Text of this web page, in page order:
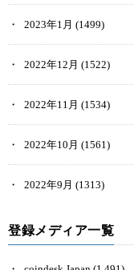
2023年1月 (1499)
2022年12月 (1522)
2022年11月 (1534)
2022年10月 (1561)
2022年9月 (1313)
登録メディア一覧